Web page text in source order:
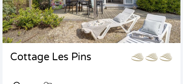
Cottage Les Pins